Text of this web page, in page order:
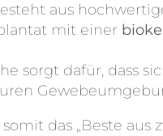
aus
mit einer
sorgt dafür, dass
das „Beste aus